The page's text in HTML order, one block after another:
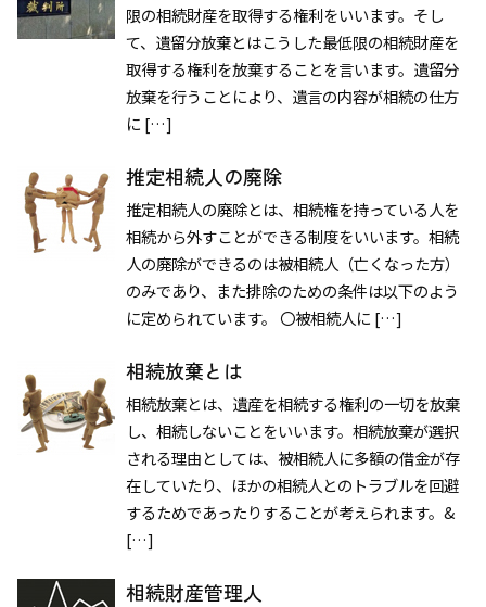
限の相続財産を取得する権利をいいます。そし
て、遺留分放棄とはこうした最低限の相続財産を
取得する権利を放棄することを言います。遺留分
放棄を行うことにより、遺言の内容が相続の仕方
に […]
推定相続人の廃除
推定相続人の廃除とは、相続権を持っている人を
相続から外すことができる制度をいいます。相続
人の廃除ができるのは被相続人（亡くなった方）
のみであり、また排除のための条件は以下のよう
に定められています。 〇被相続人に […]
相続放棄とは
相続放棄とは、遺産を相続する権利の一切を放棄
し、相続しないことをいいます。相続放棄が選択
される理由としては、被相続人に多額の借金が存
在していたり、ほかの相続人とのトラブルを回避
するためであったりすることが考えられます。&
[…]
相続財産管理人